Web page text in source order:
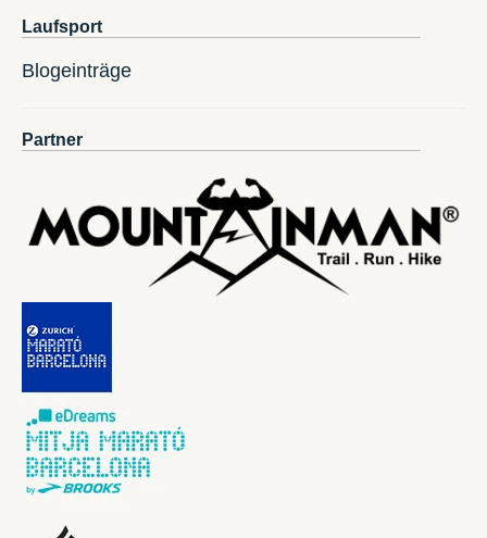
Laufsport
Blogeinträge
Partner